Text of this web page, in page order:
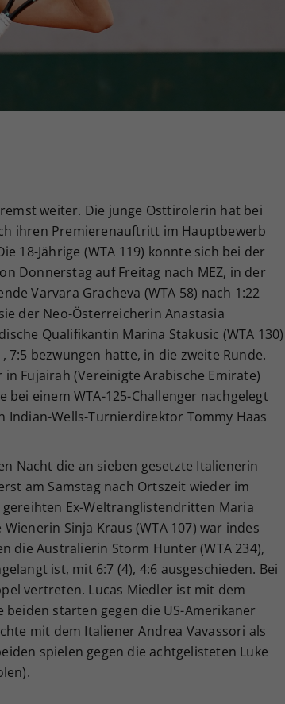
weiter. Die junge Osttirolerin hat bei
ihren Premierenauftritt im Hauptbewerb
18-Jährige (WTA 119) konnte sich bei der
Donnerstag auf Freitag nach MEZ, in der
Varvara Gracheva (WTA 58) nach 1:22
der Neo-Österreicherin Anastasia
Qualifikantin Marina Stakusic (WTA 130)
bezwungen hatte, in die zweite Runde.
Fujairah (Vereinigte Arabische Emirate)
einem WTA-125-Challenger nachgelegt
Indian-Wells-Turnierdirektor Tommy Haas
Nacht die an sieben gesetzte Italienerin
am Samstag nach Ortszeit wieder im
Ex-Weltranglistendritten Maria
Sinja Kraus (WTA 107) war indes
die Australierin Storm Hunter (WTA 234),
ist, mit 6:7 (4), 4:6 ausgeschieden. Bei
vertreten. Lucas Miedler ist mit dem
starten gegen die US-Amerikaner
mit dem Italiener Andrea Vavassori als
spielen gegen die achtgelisteten Luke
Ihrer vorgenommen Einstellungen, falls der